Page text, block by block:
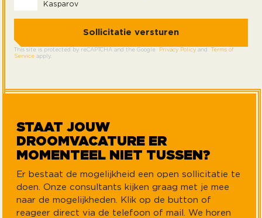
Kasparov
This site is protected by reCAPTCHA and the Google Privacy Policy and
Terms of
Service apply.
STAAT JOUW
DROOMVACATURE ER
MOMENTEEL NIET TUSSEN?
Er bestaat de mogelijkheid een open sollicitatie te
doen. Onze consultants kijken graag met je mee
naar de mogelijkheden. Klik op de button of
reageer direct via de telefoon of mail. We horen